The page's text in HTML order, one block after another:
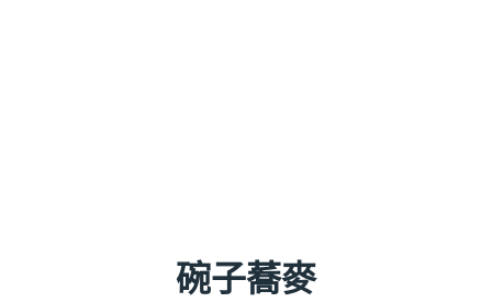
碗子蕎麥